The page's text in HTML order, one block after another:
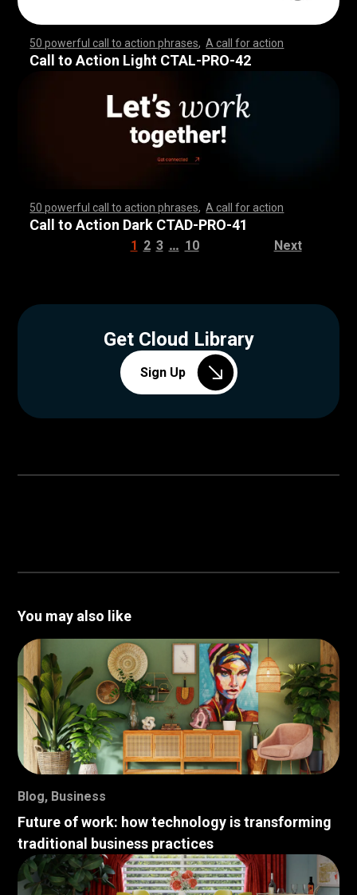
50 powerful call to action phrases ,A call for action
,,,,,,,,,,,,,,,,,,,,,,,,,,,,,,,,,,,, ,,,,,,,,,,,,,,,,,,
,,,,,,,,,,,,,,,,,,,,,,,,,,,,,,,,,,,, ,,,,,,,,,,,,,,,,,,
,,,,,,,,,,,,,,,,,,,,,,,
Call to Action Light CTAL-PRO-42
50 powerful call to action phrases ,A call for action
,,,,,,,,,,,,,,,,,,,,,,,,,,,,,,,,,,,, ,,,,,,,,,,,,,,,,,,
,,,,,,,,,,,,,,,,,,,,,,,,,,,,,,,,,,,, ,,,,,,,,,,,,,,,,,,
,,,,,,,,,,,,,,,,,,,,,,,
Call to Action Dark CTAD-PRO-41
1 2 3 … 10 Next
Get Cloud Library
Sign Up
You may also like
Blog, Business
Future of work: how technology is transforming
traditional business practices